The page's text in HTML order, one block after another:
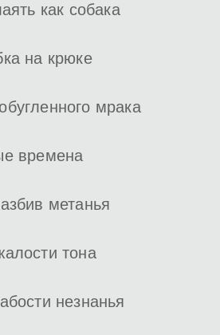
как собака
на крюке
мрака
времена
метанья
тона
незнанья